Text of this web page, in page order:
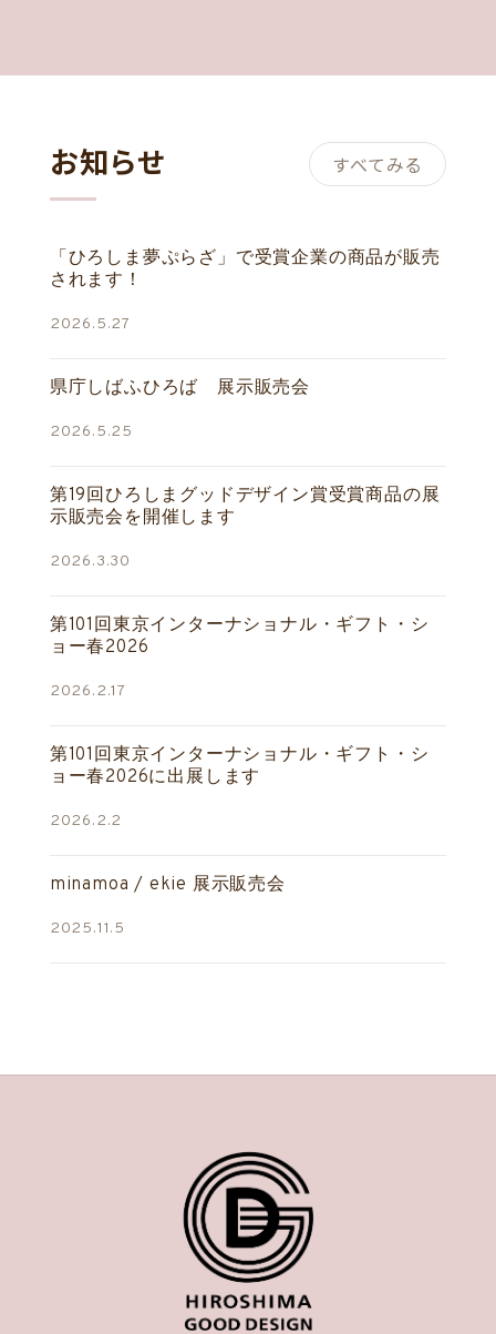
お知らせ すべてみる
「ひろしま夢ぷらざ」で受賞企業の商品が販売
されます！
2026.5.27
県庁しばふひろば 展示販売会
2026.5.25
第19回ひろしまグッドデザイン賞受賞商品の展
示販売会を開催します
2026.3.30
第101回東京インターナショナル・ギフト・シ
ョー春2026
2026.2.17
第101回東京インターナショナル・ギフト・シ
ョー春2026に出展します
2026.2.2
minamoa / ekie 展示販売会
2025.11.5